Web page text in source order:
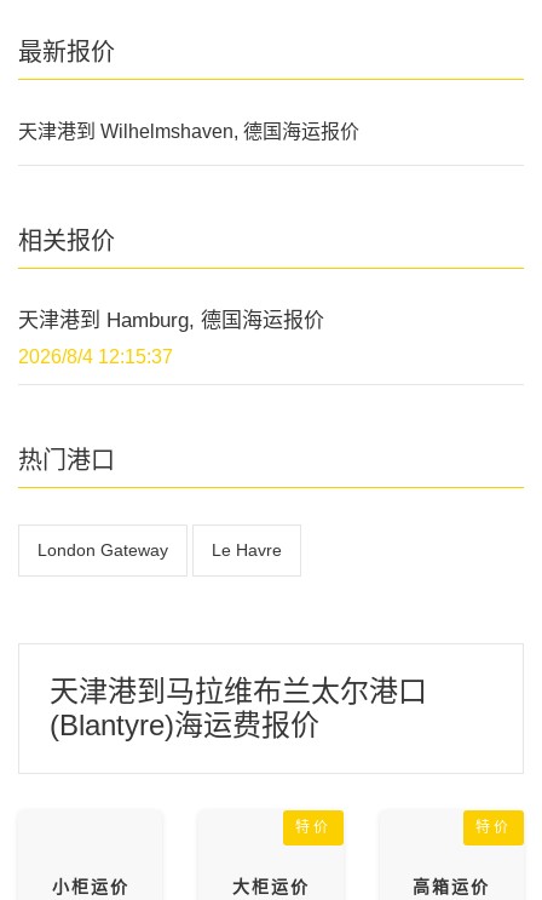
最新报价
天津港到 Wilhelmshaven, 德国海运报价
相关报价
天津港到 Hamburg, 德国海运报价
2026/8/4 12:15:37
热门港口
London Gateway Le Havre
天津港到马拉维布兰太尔港口
(Blantyre)海运费报价
小柜运价
特价
大柜运价
特价
高箱运价